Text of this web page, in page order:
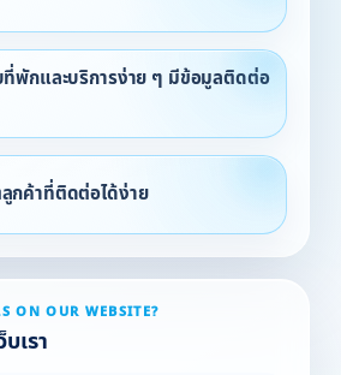
พักและบริการง่าย ๆ มีข้อมูลติดต่อ
กค้าที่ติดต่อได้ง่าย
ON OUR WEBSITE?
เรา